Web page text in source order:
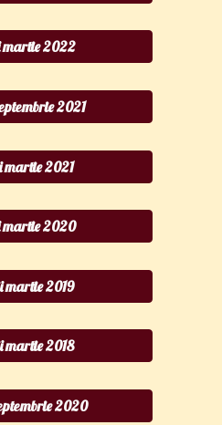
2022
2021
2021
2020
2019
2018
2020